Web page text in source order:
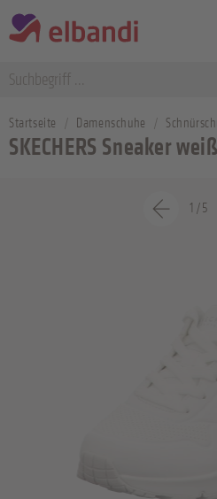
Startseite Damenschuhe
SKECHERS Sneaker weiß
1 /5